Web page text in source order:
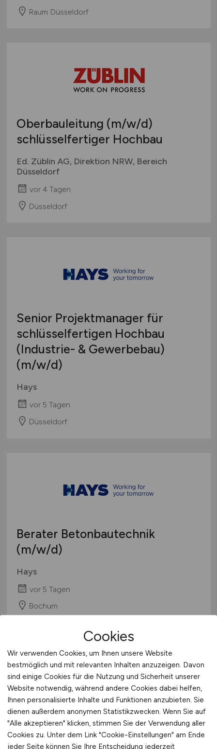
Raum Düsseldorf
Oberbauleitung (m/w/d)
schlüsselfertiger Hochbau
Ed. Züblin AG, Direktion NRW, Bereich
Düsseldorf
vor 4 Tagen
Düsseldorf
Senior Projektmanager für
schlüsselfertigen Hochbau
(Industrie- & Gewerbebau)
(m/w/d)
Hays
vor 5 Tagen
Düsseldorf
Berater Betonbautechnik
(m/w/d)
Hays
vor 5 Tagen
Bochum
Senior Architekt
Industriehochbau(m/w/d)
Cookies
Wir verwenden Cookies, um Ihnen unsere Website
bestmöglich und mit relevanten Inhalten anzuzeigen. Davon
sind einige Cookies für die Nutzung und Sicherheit unserer
Website notwendig, während andere Cookies dabei helfen,
Ihnen personalisierte Inhalte und Funktionen anzubieten. Sie
dienen außerdem anonymen Statistikzwecken. Wenn Sie auf
"Alle akzeptieren" klicken, stimmen Sie der Verwendung aller
Cookies zu. Unter dem Link "Cookie-Einstellungen" am Ende
jeder Seite können Sie Ihre Entscheidung jederzeit